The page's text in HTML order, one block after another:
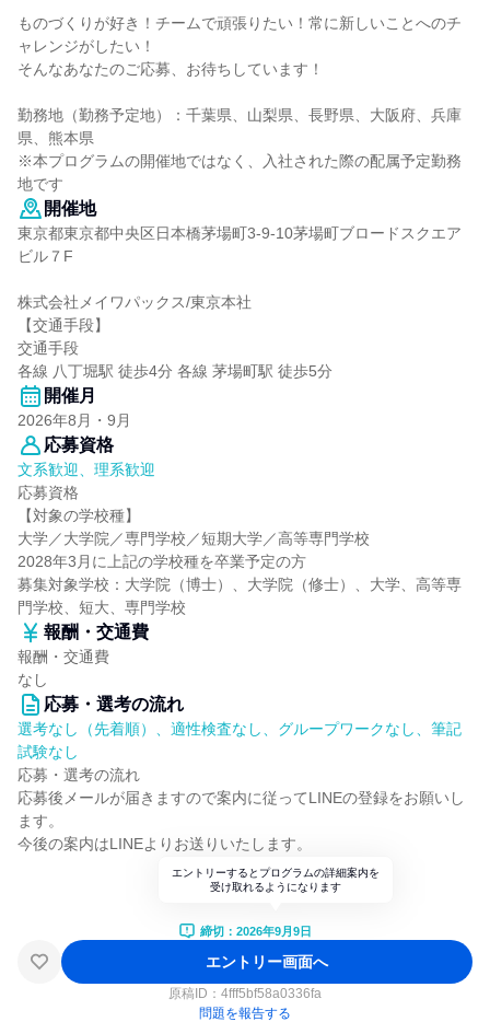
ものづくりが好き！チームで頑張りたい！常に新しいことへのチ
ャレンジがしたい！
そんなあなたのご応募、お待ちしています！
勤務地（勤務予定地）：千葉県、山梨県、長野県、大阪府、兵庫
県、熊本県
※本プログラムの開催地ではなく、入社された際の配属予定勤務
地です
開催地
東京都東京都中央区日本橋茅場町3-9-10茅場町ブロードスクエア
ビル７F
株式会社メイワパックス/東京本社
【交通手段】
交通手段
各線 八丁堀駅 徒歩4分 各線 茅場町駅 徒歩5分
開催月
2026年8月・9月
応募資格
文系歓迎、理系歓迎
応募資格
【対象の学校種】
大学／大学院／専門学校／短期大学／高等専門学校
2028年3月に上記の学校種を卒業予定の方
募集対象学校：大学院（博士）、大学院（修士）、大学、高等専
門学校、短大、専門学校
報酬・交通費
報酬・交通費
なし
応募・選考の流れ
選考なし（先着順）、適性検査なし、グループワークなし、筆記
試験なし
応募・選考の流れ
応募後メールが届きますので案内に従ってLINEの登録をお願いし
ます。
今後の案内はLINEよりお送りいたします。
エントリーするとプログラムの詳細案内を
受け取れるようになります
締切：2026年9月9日
エントリー画面へ
原稿ID： 4fff5bf58a0336fa
問題を報告する